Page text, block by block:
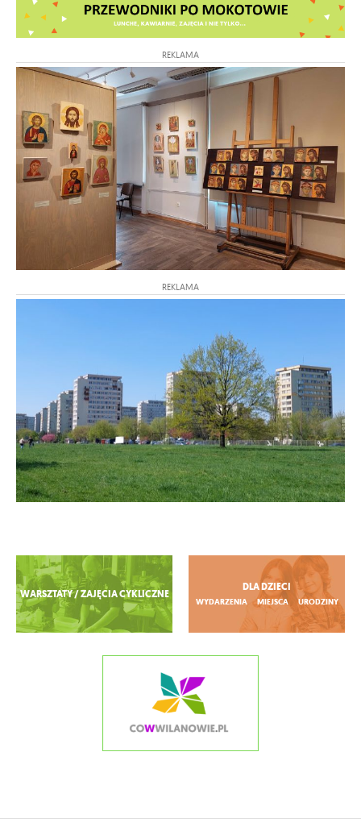
REKLAMA
REKLAMA
Zobacz więcej
WARSZTATY / ZAJĘCIA CYKLICZNE
DLA DZIECI
WYDARZENIA MIEJSCA URODZINY